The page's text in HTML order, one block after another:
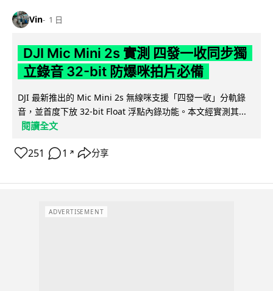
Vin 1 日
DJI Mic Mini 2s 實測 四發一收同步獨
立錄音 32-bit 防爆咪拍片必備
DJI 最新推出的 Mic Mini 2s 無線咪支援「四發一收」分軌錄
音，並首度下放 32-bit Float 浮點內錄功能。本文經實測其...
閱讀全文
251 1 ↗ 分享
ADVERTISEMENT